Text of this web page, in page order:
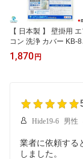
【 日本製 】 壁掛用 エ
コン 洗浄 カバー KB-
6 クリーニング 洗浄 掃
シート 1～30個入り 業
1,870円
Hide19-6 男性
業者に依頼する
しました。